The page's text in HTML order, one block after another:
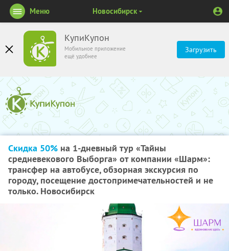
КупиКупон
Мобильное приложение
ещё удобнее
Загрузить
Меню Новосибирск
Скидка 50% на 1-дневный тур «Тайны
средневекового Выборга» от компании «Шарм»:
трансфер на автобусе, обзорная экскурсия по
городу, посещение достопримечательностей и не
только. Новосибирск